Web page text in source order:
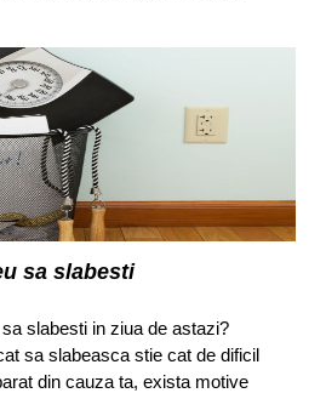
sa slabesti
slabesti in ziua de astazi?
sa slabeasca stie cat de dificil
din cauza ta, exista motive